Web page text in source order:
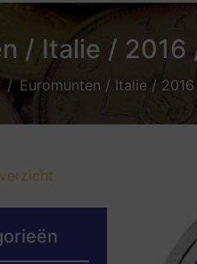
/ Italie /
Euromunten / Italie /